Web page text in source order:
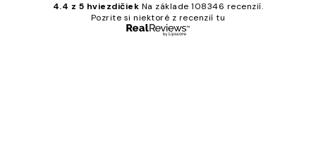
4.4 z 5 hviezdičiek Na základe 108346 recenzií.
Pozrite si niektoré z recenzií tu